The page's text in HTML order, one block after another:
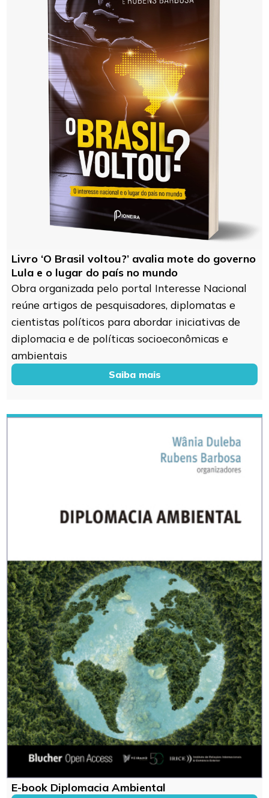
Livro ‘O Brasil voltou?’ avalia mote do governo
Lula e o lugar do país no mundo
Obra organizada pelo portal Interesse Nacional
reúne artigos de pesquisadores, diplomatas e
cientistas políticos para abordar iniciativas de
diplomacia e de políticas socioeconômicas e
ambientais
Saiba mais
E-book Diplomacia Ambiental